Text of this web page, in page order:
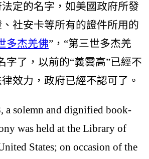
定的名字，如美國政府所發
社安卡等所有的證件所用的
多杰羌佛”，“第三世多杰羌
字了，以前的“義雲高”已經不
效力，政府已經不認可了。
a solemn and dignified book-
was held at the Library of
States; on occasion of the